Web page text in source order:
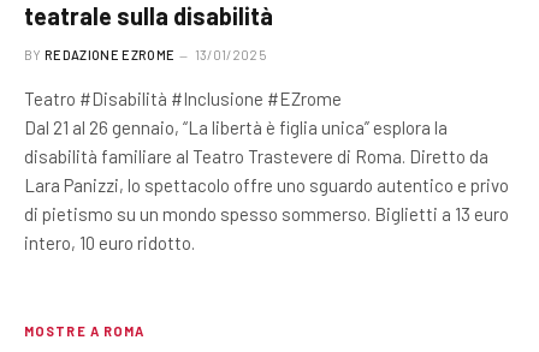
teatrale sulla disabilità
BY REDAZIONE EZROME 13/01/2025
Teatro #Disabilità #Inclusione #EZrome
Dal 21 al 26 gennaio, “La libertà è figlia unica” esplora la
disabilità familiare al Teatro Trastevere di Roma. Diretto da
Lara Panizzi, lo spettacolo offre uno sguardo autentico e privo
di pietismo su un mondo spesso sommerso. Biglietti a 13 euro
intero, 10 euro ridotto.
MOSTRE A ROMA